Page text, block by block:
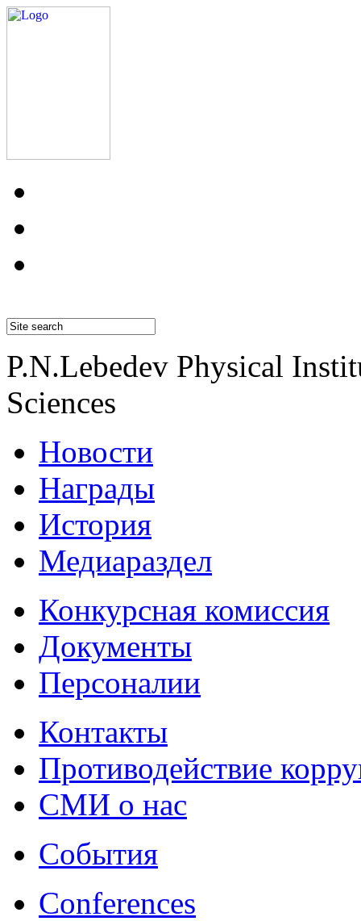
P.N.Lebedev Physical
Sciences
Новости
Награды
История
Медиараздел
Конкурсная комиссия
Документы
Персоналии
Контакты
Противодействие
СМИ о нас
События
Conferences